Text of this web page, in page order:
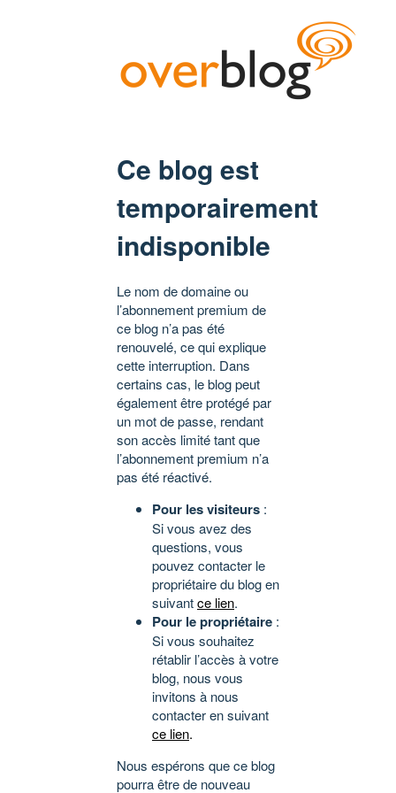
Ce blog est
temporairement
indisponible
Le nom de domaine ou
l’abonnement premium de
ce blog n’a pas été
renouvelé, ce qui explique
cette interruption. Dans
certains cas, le blog peut
également être protégé par
un mot de passe, rendant
son accès limité tant que
l’abonnement premium n’a
pas été réactivé.
Pour les visiteurs :
Si vous avez des
questions, vous
pouvez contacter le
propriétaire du blog en
suivantce lien.
Pour le propriétaire :
Si vous souhaitez
rétablir l’accès à votre
blog, nous vous
invitons à nous
contacter en suivant
ce lien.
Nous espérons que ce blog
pourra être de nouveau